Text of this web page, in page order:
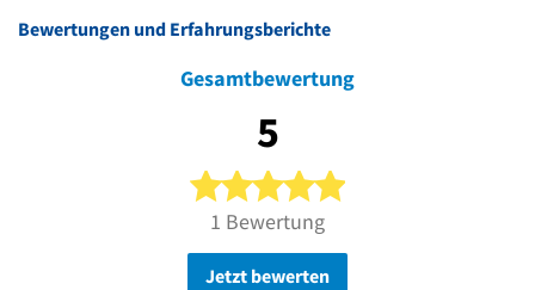
Bewertungen und Erfahrungsberichte
Gesamtbewertung
5
5 von 5 Sternen
1 Bewertung
Jetzt bewerten